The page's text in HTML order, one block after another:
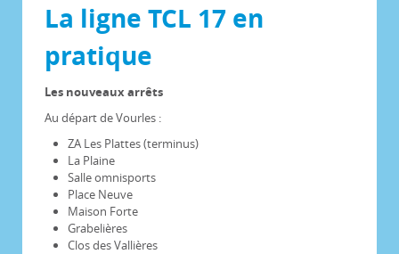
La ligne TCL 17 en
pratique
Les nouveaux arrêts
Au départ de Vourles :
ZA Les Plattes (terminus)
La Plaine
Salle omnisports
Place Neuve
Maison Forte
Grabelières
Clos des Vallières